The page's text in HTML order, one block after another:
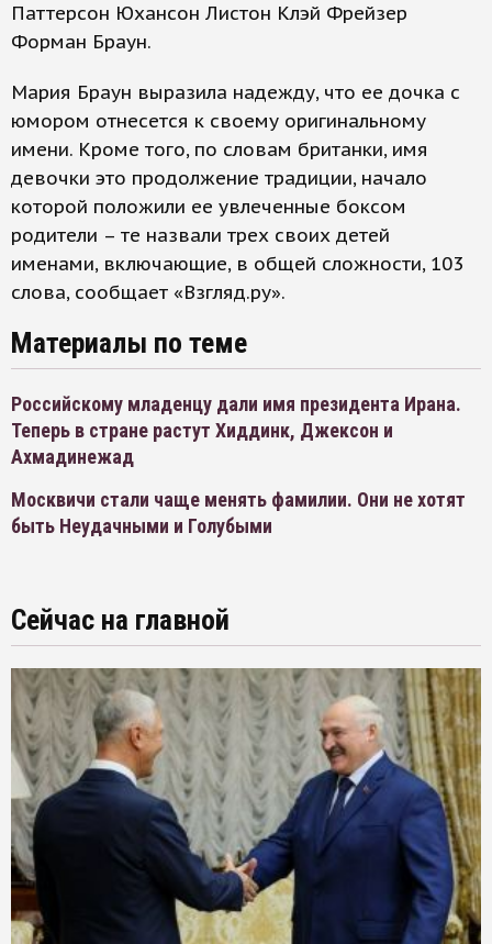
Паттерсон Юхансон Листон Клэй Фрейзер
Форман Браун.
Мария Браун выразила надежду, что ее дочка с
юмором отнесется к своему оригинальному
имени. Кроме того, по словам британки, имя
девочки это продолжение традиции, начало
которой положили ее увлеченные боксом
родители – те назвали трех своих детей
именами, включающие, в общей сложности, 103
слова, сообщает «Взгляд.ру».
Материалы по теме
Российскому младенцу дали имя президента Ирана.
Теперь в стране растут Хиддинк, Джексон и
Ахмадинежад
Москвичи стали чаще менять фамилии. Они не хотят
быть Неудачными и Голубыми
Сейчас на главной